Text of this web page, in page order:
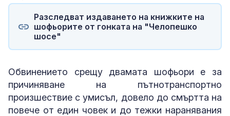
Разследват издаването на книжките на
шофьорите от гонката на "Челопешко
шосе"
Обвинението срещу двамата шофьори е за
причиняване на пътнотранспортно
произшествие с умисъл, довело до смъртта на
повече от един човек и до тежки наранявания